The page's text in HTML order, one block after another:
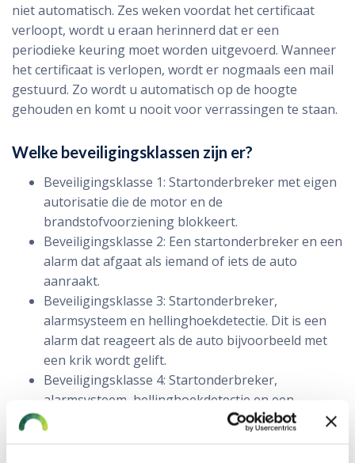
niet automatisch. Zes weken voordat het certificaat
verloopt, wordt u eraan herinnerd dat er een
periodieke keuring moet worden uitgevoerd. Wanneer
het certificaat is verlopen, wordt er nogmaals een mail
gestuurd. Zo wordt u automatisch op de hoogte
gehouden en komt u nooit voor verrassingen te staan.
Welke beveiligingsklassen zijn er?
Beveiligingsklasse 1: Startonderbreker met eigen
autorisatie die de motor en de
brandstofvoorziening blokkeert.
Beveiligingsklasse 2: Een startonderbreker en een
alarm dat afgaat als iemand of iets de auto
aanraakt.
Beveiligingsklasse 3: Startonderbreker,
alarmsysteem en hellinghoekdetectie. Dit is een
alarm dat reageert als de auto bijvoorbeeld met
een krik wordt gelift.
Beveiligingsklasse 4: Startonderbreker,
alarmsysteem, hellinghoekdetectie en een
voertuigvolgsysteem. Dit systeem volgt de auto